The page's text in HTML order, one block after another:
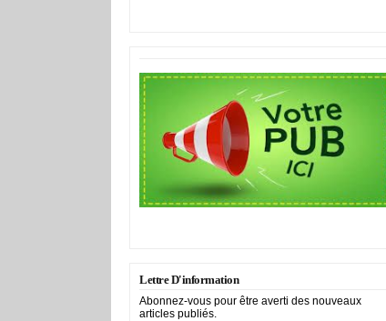
Lettre D'information
Abonnez-vous pour être averti des nouveaux
articles publiés.